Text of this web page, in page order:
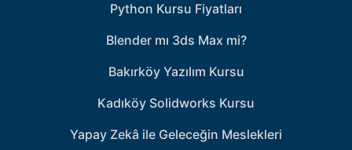
Python Kursu Fiyatları
Blender mı 3ds Max mi?
Bakırköy Yazılım Kursu
Kadıköy Solidworks Kursu
Yapay Zekâ ile Geleceğin Meslekleri